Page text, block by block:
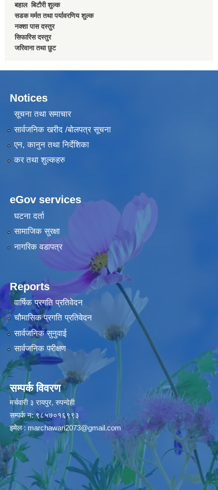
बहाल बिटाैरी शुल्क
सडक मर्मत तथा पर्यावरणिय शुल्क
नक्शा पास दस्तुर
सिफारिस दस्तुर
जरिवाना तथा छुट
Notices
सूचना तथा समाचार
सार्वजनिक खरीद /बोलपत्र सूचना
एन, कानुन तथा निर्देशिका
कर तथा शुल्कहरु
eGov services
घटना दर्ता
सामाजिक सुरक्षा
नागरिक वडापत्र
Reports
वार्षिक प्रगति प्रतिवेदन
चौमासिक प्रगति प्रतिवेदन
सार्वजनिक सुनुवाई
सार्वजनिक परीक्षण
सम्पर्क विवरण
मर्चवारी ३ रायपुर, रुपन्देही
सम्पर्क न: ९८५७०१६९९३
इमेल : marchawari2073@gmail.com